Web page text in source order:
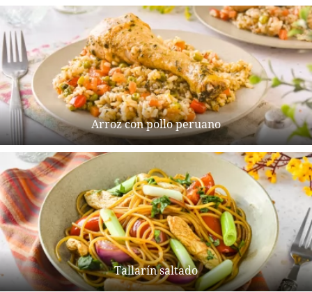
Arroz con pollo peruano
Tallarín saltado